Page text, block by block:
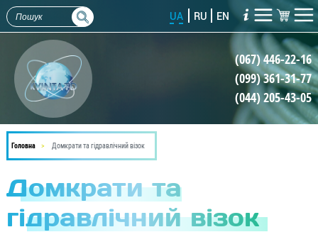
Перейти
до
основного
вмісту
UA RU EN
(067) 446-22-16
(099) 361-31-77
(044) 205-43-05
Головна Домкрати та гідравлічний візок
Домкрати та
гідравлічний візок